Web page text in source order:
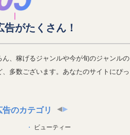
告がたくさん！
、稼げるジャンルや今が旬のジャンルの
多数ございます。あなたのサイトにぴっ
告のカテゴリ
ビューティー